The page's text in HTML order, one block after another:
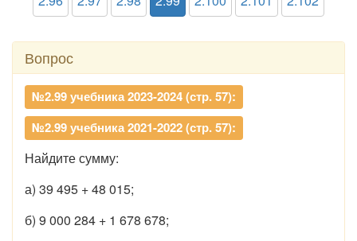
Вопрос
№2.99 учебника 2023-2024 (стр. 57):
№2.99 учебника 2021-2022 (стр. 57):
Найдите сумму:
а) 39 495 + 48 015;
б) 9 000 284 + 1 678 678;